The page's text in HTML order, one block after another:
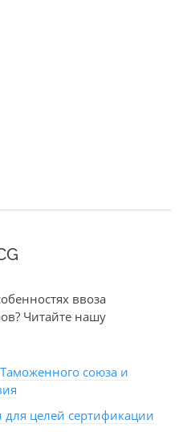
ввоза
Читайте нашу
союза и
целей сертификации